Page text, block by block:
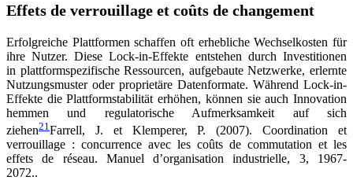
Effets de verrouillage et coûts de changement
Erfolgreiche Plattformen schaffen oft erhebliche Wechselkosten für
ihre Nutzer. Diese Lock-in-Effekte entstehen durch Investitionen
in plattformspezifische Ressourcen, aufgebaute Netzwerke, erlernte
Nutzungsmuster oder proprietäre Datenformate. Während Lock-in-
Effekte die Plattformstabilität erhöhen, können sie auch Innovation
hemmen und regulatorische Aufmerksamkeit auf sich
ziehen21Farrell, J. et Klemperer, P. (2007). Coordination et
verrouillage : concurrence avec les coûts de commutation et les
effets de réseau. Manuel d’organisation industrielle, 3, 1967-
2072..